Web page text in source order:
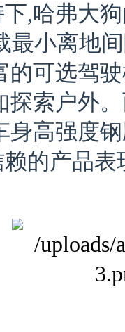
,哈弗大
最小离地
的可选驾
探索户外
身高强度
的产品表